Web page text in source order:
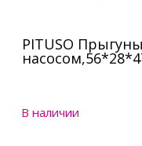
PITUSO
В наличии